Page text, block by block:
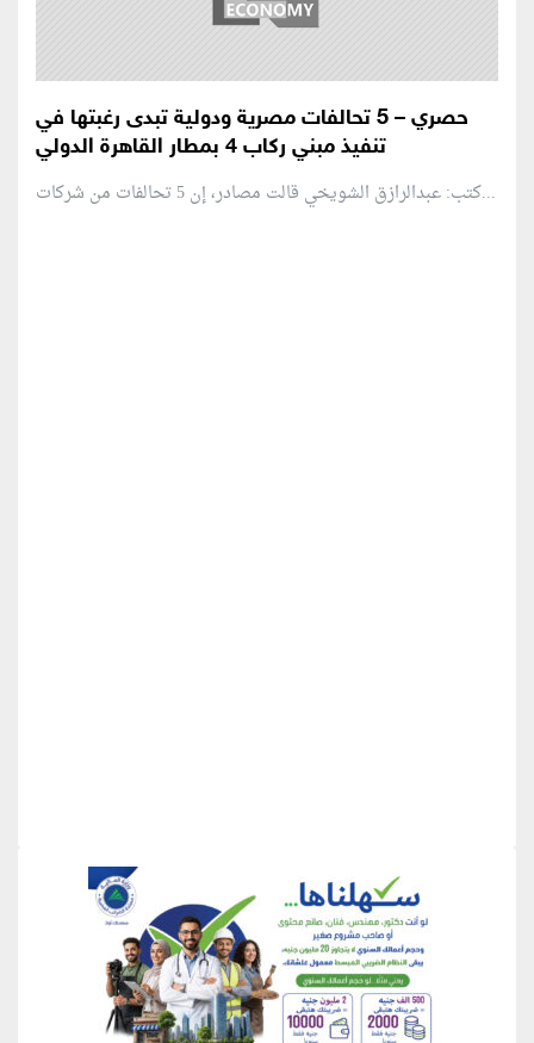
حصري – 5 تحالفات مصرية ودولية تبدى رغبتها في
تنفيذ مبني ركاب 4 بمطار القاهرة الدولي
كتب: عبدالرازق الشويخي قالت مصادر، إن 5 تحالفات من شركات...
منطقة إعلانية